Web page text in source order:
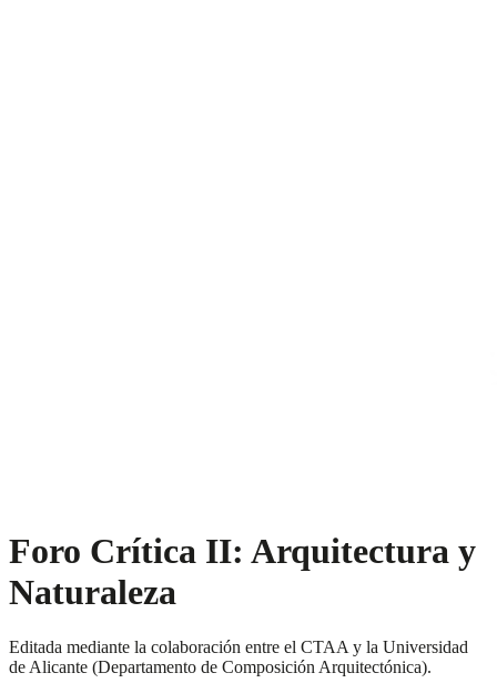
Foro Crítica II: Arquitectura y
Naturaleza
Editada mediante la colaboración entre el CTAA y la Universidad
de Alicante (Departamento de Composición Arquitectónica).